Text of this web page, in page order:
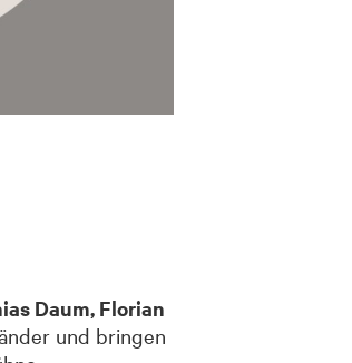
Daum, Florian
und bringen